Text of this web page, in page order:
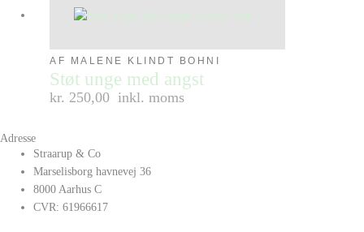
AF MALENE KLINDT BOHNI
Støt unge med angst
kr. 250,00 inkl. moms
Adresse
Straarup & Co
Marselisborg havnevej 36
8000 Aarhus C
CVR: 61966617